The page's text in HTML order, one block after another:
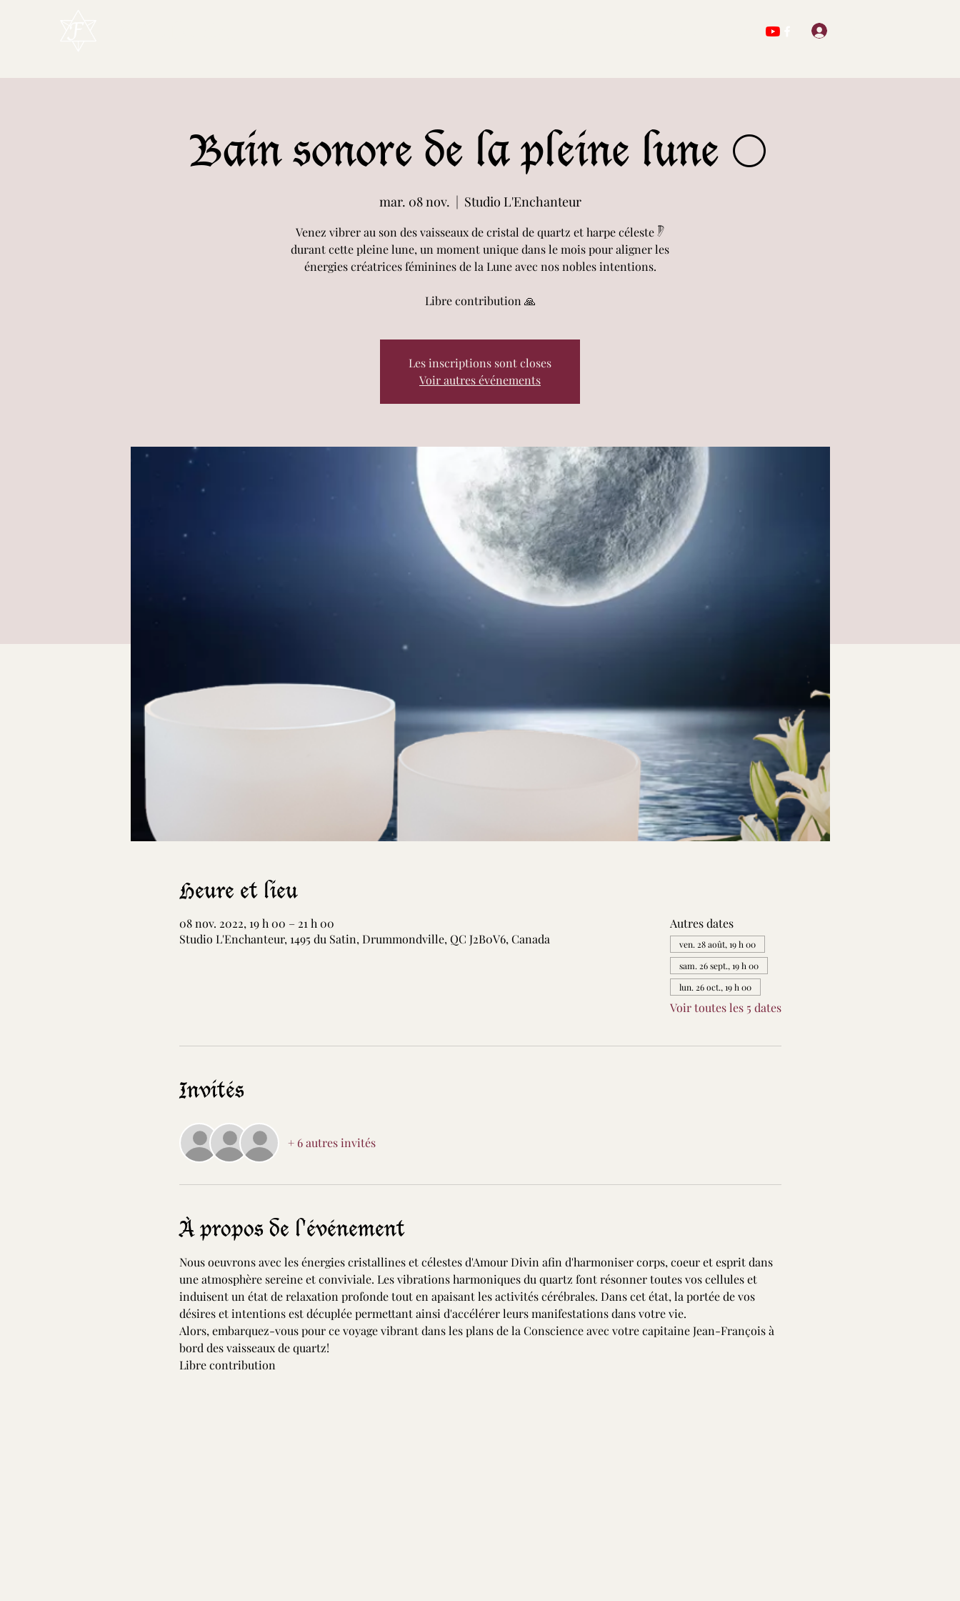
Bain sonore de la pleine lune 🌕
mar. 08 nov.
  |
Studio L'Enchanteur
Venez vibrer au son des vaisseaux de cristal de quartz et harpe céleste 𓏢
durant cette pleine lune, un moment unique dans le mois pour aligner les
énergies créatrices féminines de la Lune avec nos nobles intentions.
Libre contribution 🙏
Les inscriptions sont closes
Voir autres événements
Heure et lieu
08 nov. 2022, 19 h 00 – 21 h 00
Studio L'Enchanteur, 1495 du Satin, Drummondville, QC J2B0V6, Canada
Autres dates
ven. 28 août, 19 h 00
sam. 26 sept., 19 h 00
lun. 26 oct., 19 h 00
Voir toutes les 5 dates
Invités
+ 6 autres invités
À propos de l'événement
Nous oeuvrons avec les énergies cristallines et célestes d'Amour Divin afin d'harmoniser corps, coeur et esprit dans
une atmosphère sereine et conviviale. Les vibrations harmoniques du quartz font résonner toutes vos cellules et
induisent un état de relaxation profonde tout en apaisant les activités cérébrales. Dans cet état, la portée de vos
désires et intentions est décuplée permettant ainsi d'accélérer leurs manifestations dans votre vie.
Alors, embarquez-vous pour ce voyage vibrant dans les plans de la Conscience avec votre capitaine Jean-François à
bord des vaisseaux de quartz!
Libre contribution